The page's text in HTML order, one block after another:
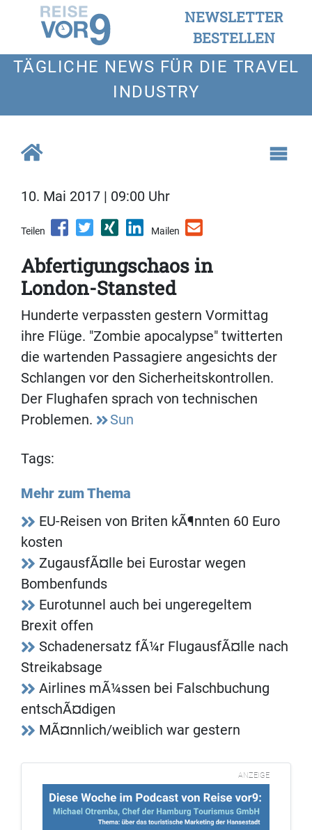
NEWSLETTER
BESTELLEN
TÄGLICHE NEWS FÜR DIE TRAVEL
INDUSTRY
10. Mai 2017 | 09:00 Uhr
Teilen Mailen
Abfertigungschaos in
London-Stansted
Hunderte verpassten gestern Vormittag
ihre Flüge. "Zombie apocalypse" twitterten
die wartenden Passagiere angesichts der
Schlangen vor den Sicherheitskontrollen.
Der Flughafen sprach von technischen
Problemen.
Sun
Tags:
Mehr zum Thema
EU-Reisen von Briten kÃ¶nnten 60 Euro
kosten
ZugausfÃ¤lle bei Eurostar wegen
Bombenfunds
Eurotunnel auch bei ungeregeltem
Brexit offen
Schadenersatz fÃ¼r FlugausfÃ¤lle nach
Streikabsage
Airlines mÃ¼ssen bei Falschbuchung
entschÃ¤digen
MÃ¤nnlich/weiblich war gestern
ANZEIGE